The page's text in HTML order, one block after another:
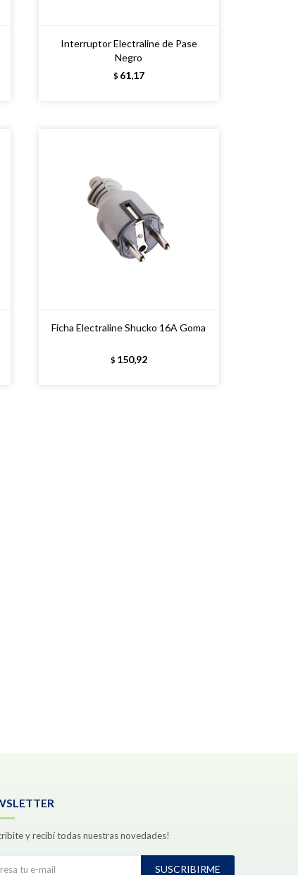
Interruptor Electraline de Pase
Negro
$ 61,17
Ficha Electraline Shucko 16A Goma
$ 150,92
y recibí todas nuestras novedades!
SUSCRIBIRME